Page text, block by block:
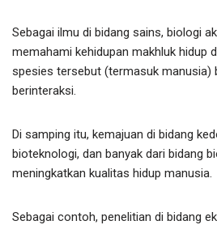
Sebagai ilmu di bidang sains, biologi
memahami kehidupan makhluk hidup
spesies tersebut (termasuk manusia)
berinteraksi.
Di samping itu, kemajuan di bidang
bioteknologi, dan banyak dari bidang
meningkatkan kualitas hidup manusia.
Sebagai contoh, penelitian di bidang